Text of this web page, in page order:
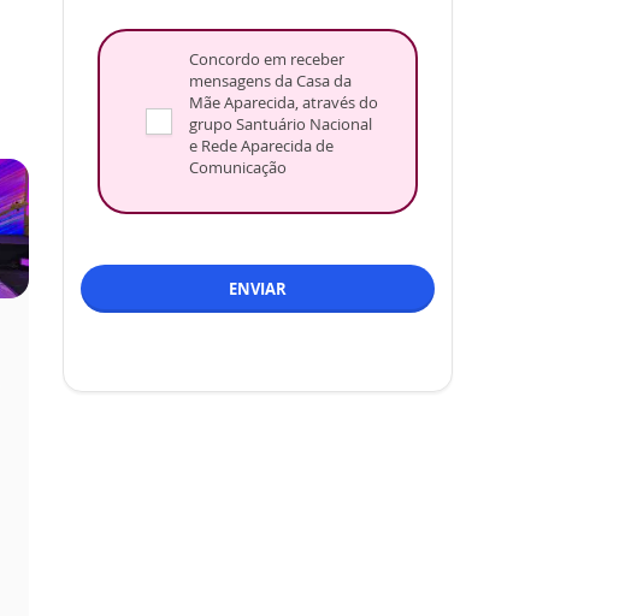
Concordo em receber
mensagens da Casa da
Mãe Aparecida, através do
grupo Santuário Nacional
e Rede Aparecida de
Comunicação
ENVIAR